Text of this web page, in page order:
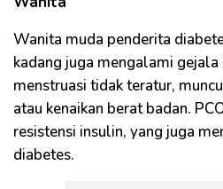
Wanita muda penderita
kadang juga mengalami gejala
menstruasi tidak teratur,
atau kenaikan berat badan.
resistensi insulin, yang juga
diabetes.